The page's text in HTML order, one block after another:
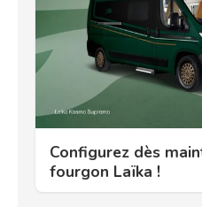
Configurez dès
fourgon Laïka !